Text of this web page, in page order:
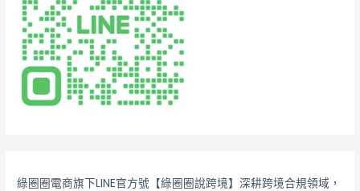
綠圈圈電商旗下LINE官方號【綠圈圈說跨境】深耕跨境合規領域，